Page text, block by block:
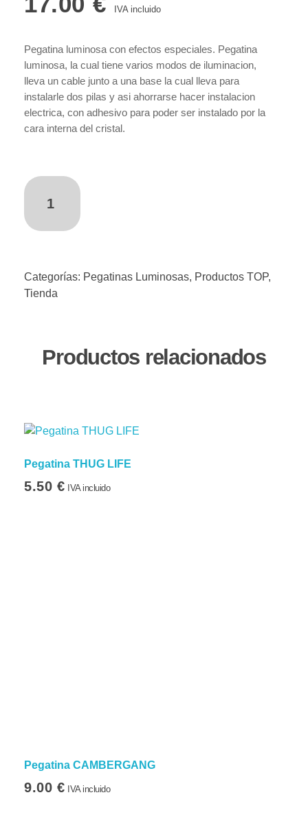
IVA incluido
Pegatina luminosa con efectos especiales. Pegatina
luminosa, la cual tiene varios modos de iluminacion,
lleva un cable junto a una base la cual lleva para
instalarle dos pilas y asi ahorrarse hacer instalacion
electrica, con adhesivo para poder ser instalado por la
cara interna del cristal.
Categorías: Pegatinas Luminosas, Productos TOP,
Tienda
Productos relacionados
Pegatina THUG LIFE
5.50 € IVA incluido
Pegatina CAMBERGANG
9.00 € IVA incluido